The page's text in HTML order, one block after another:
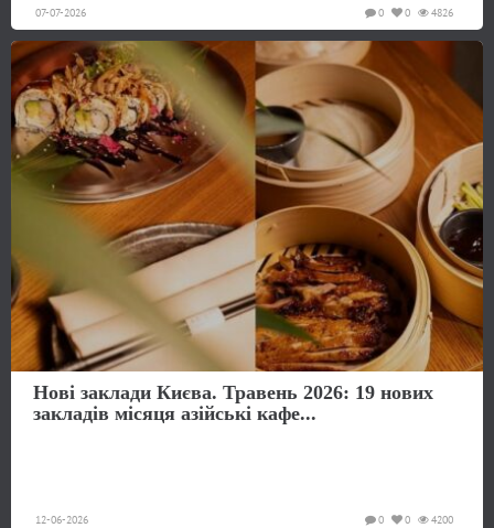
07-07-2026 4826
0
0
Нові заклади Києва. Травень 2026: 19 нових
закладів місяця азійські кафе...
12-06-2026 4200
0
0